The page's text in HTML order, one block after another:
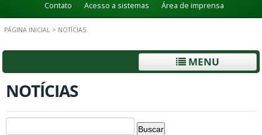
Contato Acesso a sistemas Área de imprensa
PÁGINA INICIAL > NOTÍCIAS
MENU
NOTÍCIAS